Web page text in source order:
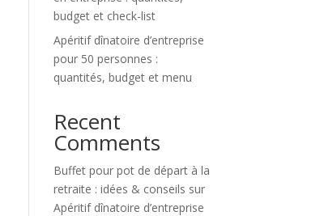
budget et check-list
Apéritif dînatoire d’entreprise
pour 50 personnes :
quantités, budget et menu
Recent
Comments
Buffet pour pot de départ à la
retraite : idées & conseils sur
Apéritif dînatoire d’entreprise